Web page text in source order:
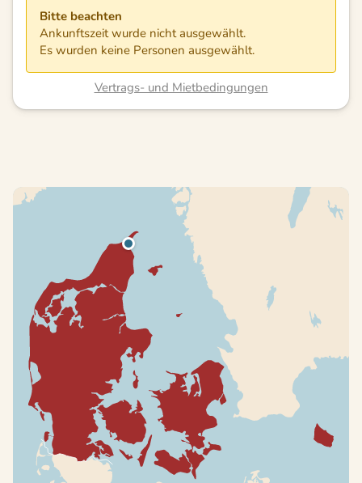
Bitte beachten
Ankunftszeit wurde nicht ausgewählt.
Es wurden keine Personen ausgewählt.
Vertrags- und Mietbedingungen